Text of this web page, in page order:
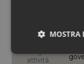
Ulcera &
Vaccini
MOSTRA
Necessari